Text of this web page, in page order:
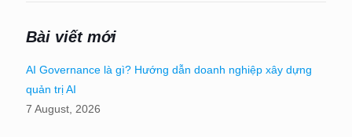
Bài viết mới
AI Governance là gì? Hướng dẫn doanh nghiệp xây dựng
quản trị AI
7 August, 2026